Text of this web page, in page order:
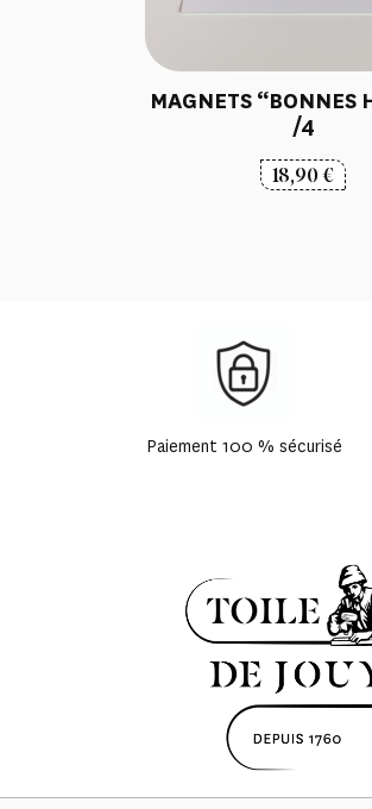
MAGNETS “BONNES
/4
18,90€
Paiement 100 % sécurisé